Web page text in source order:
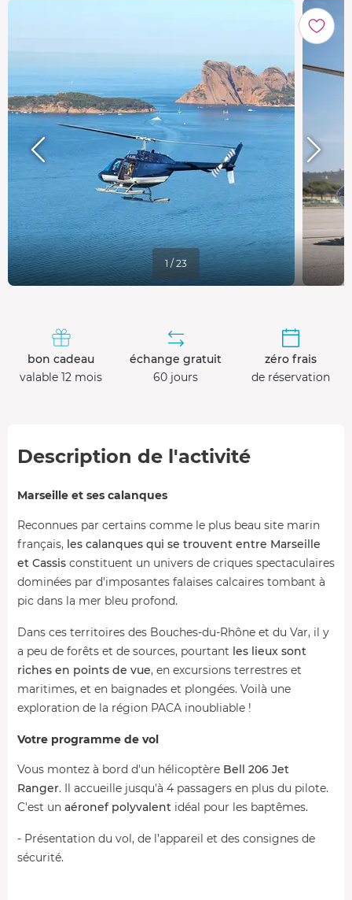
1 / 23
bon cadeau
valable 12 mois
échange gratuit
60 jours
zéro frais
de réservation
Description de l'activité
Marseille et ses calanques
Reconnues par certains comme le plus beau site marin
français, les calanques qui se trouvent entre Marseille
et Cassis constituent un univers de criques spectaculaires
dominées par d'imposantes falaises calcaires tombant à
pic dans la mer bleu profond.
Dans ces territoires des Bouches-du-Rhône et du Var, il y
a peu de forêts et de sources, pourtant les lieux sont
riches en points de vue, en excursions terrestres et
maritimes, et en baignades et plongées. Voilà une
exploration de la région PACA inoubliable !
Votre programme de vol
Vous montez à bord d'un hélicoptère Bell 206 Jet
Ranger. Il accueille jusqu'à 4 passagers en plus du pilote.
C'est un aéronef polyvalent idéal pour les baptêmes.
- Présentation du vol, de l’appareil et des consignes de
sécurité.